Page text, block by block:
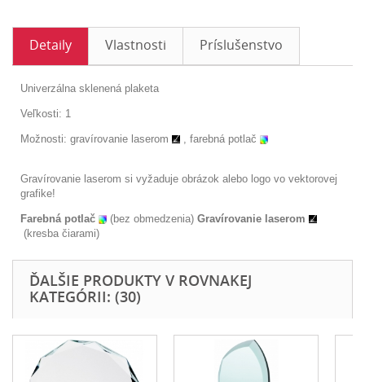
Detaily Vlastnosti Príslušenstvo
Univerzálna sklenená plaketa
Veľkosti: 1
Možnosti: gravírovanie laserom , farebná potlač
Gravírovanie laserom si vyžaduje obrázok alebo logo vo vektorovej
grafike!
Farebná potlač (bez obmedzenia) Gravírovanie laserom
(kresba čiarami)
ĎALŠIE PRODUKTY V ROVNAKEJ
KATEGÓRII: (30)